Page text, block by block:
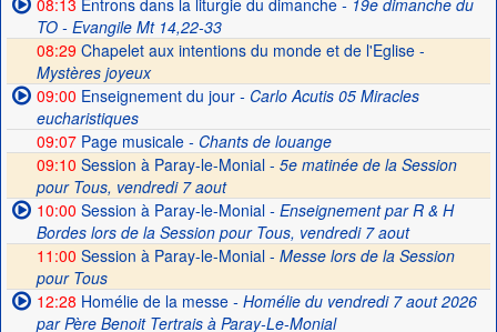
08:13 Entrons dans la liturgie du dimanche- 19e dimanche du
TO - Evangile Mt 14,22-33
08:29 Chapelet aux intentions du monde et de l'Eglise -
Mystères joyeux
09:00 Enseignement du jour- Carlo Acutis 05 Miracles
eucharistiques
09:07Page musicale- Chants de louange
09:10 Session à Paray-le-Monial - 5e matinée de la Session
pour Tous, vendredi 7 aout
10:00 Session à Paray-le-Monial- Enseignement par R & H
Bordes lors de la Session pour Tous, vendredi 7 aout
11:00 Session à Paray-le-Monial - Messe lors de la Session
pour Tous
12:28 Homélie de la messe- Homélie du vendredi 7 aout 2026
par Père Benoit Tertrais à Paray-Le-Monial